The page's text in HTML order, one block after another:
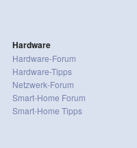
Hardware
Hardware-Forum
Hardware-Tipps
Netzwerk-Forum
Smart-Home Forum
Smart-Home Tipps